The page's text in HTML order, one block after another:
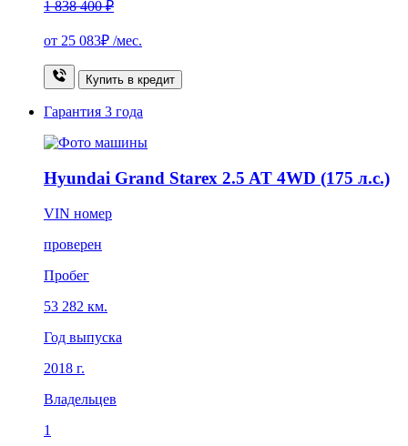
1 838 400 ₽
от 25 083₽ /мес.
Купить в кредит
Гарантия 3 года
Hyundai Grand Starex 2.5 AT 4WD (175 л.с.)
VIN номер
проверен
Пробег
53 282 км.
Год выпуска
2018 г.
Владельцев
1